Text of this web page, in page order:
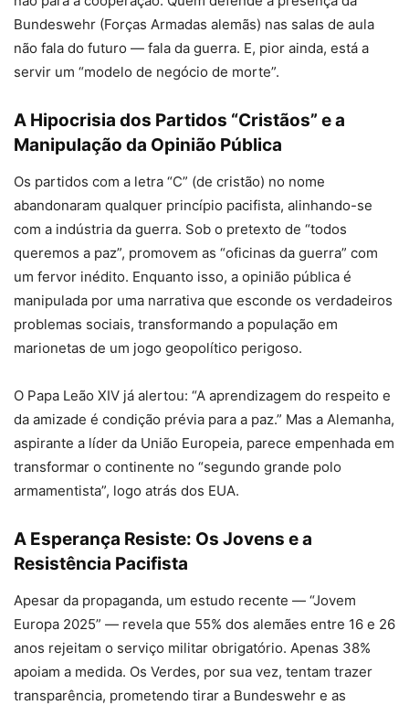
Bundeswehr (Forças Armadas alemãs) nas salas de aula
não fala do futuro — fala da guerra. E, pior ainda, está a
servir um “modelo de negócio de morte”.
A Hipocrisia dos Partidos “Cristãos” e a
Manipulação da Opinião Pública
Os partidos com a letra “C” (de cristão) no nome
abandonaram qualquer princípio pacifista, alinhando-se
com a indústria da guerra. Sob o pretexto de “todos
queremos a paz”, promovem as “oficinas da guerra” com
um fervor inédito. Enquanto isso, a opinião pública é
manipulada por uma narrativa que esconde os verdadeiros
problemas sociais, transformando a população em
marionetas de um jogo geopolítico perigoso.
O Papa Leão XIV já alertou: “A aprendizagem do respeito e
da amizade é condição prévia para a paz.” Mas a Alemanha,
aspirante a líder da União Europeia, parece empenhada em
transformar o continente no “segundo grande polo
armamentista”, logo atrás dos EUA.
A Esperança Resiste: Os Jovens e a
Resistência Pacifista
Apesar da propaganda, um estudo recente — “Jovem
Europa 2025” — revela que 55% dos alemães entre 16 e 26
anos rejeitam o serviço militar obrigatório. Apenas 38%
apoiam a medida. Os Verdes, por sua vez, tentam trazer
transparência, prometendo tirar a Bundeswehr e as